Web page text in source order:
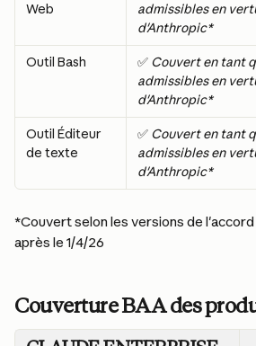
Web
admissibles en
d'Anthropic*
Outil Bash ✅ Couvert en tant
admissibles en
d'Anthropic*
Outil Éditeur
de texte
✅ Couvert en tant
admissibles en
d'Anthropic*
*Couvert selon les versions de
après le 1/4/26
Couverture BAA des